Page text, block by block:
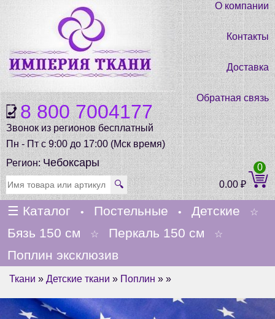
8 800 7004177
Звонок из регионов бесплатный
Пн - Пт с 9:00 до 17:00 (Мск время)
О компании
Контакты
Доставка
Обратная связь
Регион:Чебоксары
🔍 0.00₽
0
☰ Каталог • Постельные • Детские ☆
Бязь 150 см ☆ Перкаль 150 см ☆
Поплин эксклюзив
Ткани » Детские ткани » Поплин » »